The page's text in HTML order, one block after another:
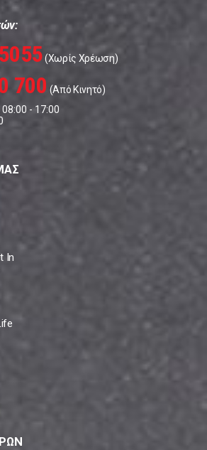
(Χωρίς Χρέωση)
700 (Από Κινητό)
- 17:00
In